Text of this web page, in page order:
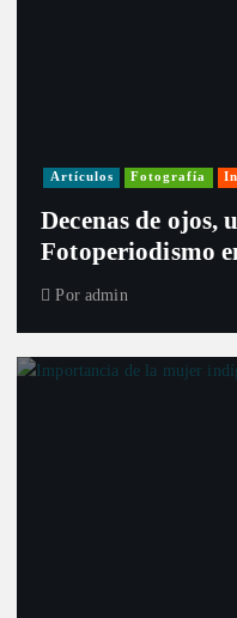
Artículos Fotografía
Decenas de ojos,
Fotoperiodismo
Por admin